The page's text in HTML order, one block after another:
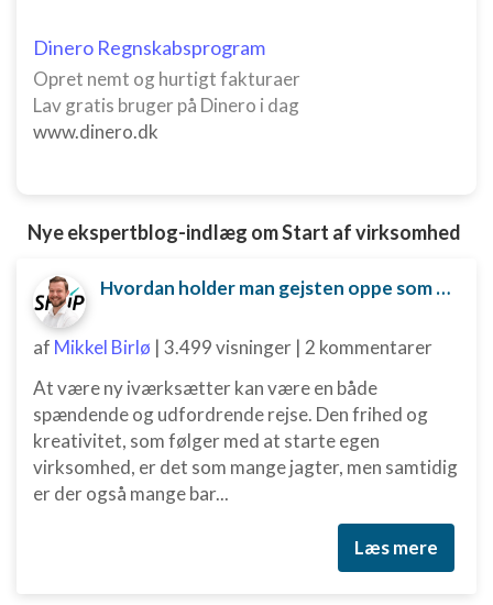
Dinero Regnskabsprogram
Opret nemt og hurtigt fakturaer
Lav gratis bruger på Dinero i dag
www.dinero.dk
Nye ekspertblog-indlæg om Start af virksomhed
Hvordan holder man gejsten oppe som ny iværksætter?
af Mikkel Birlø | 3.499 visninger | 2 kommentarer
At være ny iværksætter kan være en både
spændende og udfordrende rejse. Den frihed og
kreativitet, som følger med at starte egen
virksomhed, er det som mange jagter, men samtidig
er der også mange bar...
Læs mere